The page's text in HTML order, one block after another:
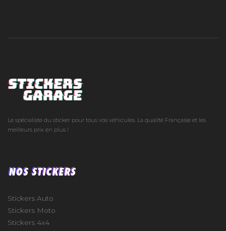
Le spécialiste du sticker pour tous vos véhicules. La qualité Française et les
meilleurs prix en plus !
NOS STICKERS
Stickers Auto
Stickers Moto
Stickers 4x4